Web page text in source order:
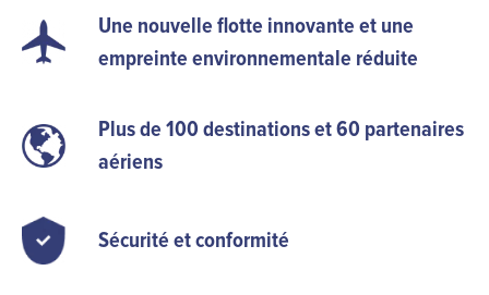
Une nouvelle flotte innovante et une
empreinte environnementale réduite
Plus de 100 destinations et 60 partenaires
aériens
Sécurité et conformité